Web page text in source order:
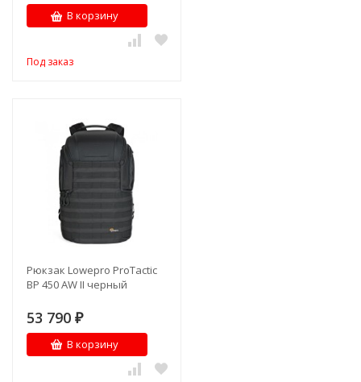
В корзину
Под заказ
Рюкзак Lowepro ProTactic
BP 450 AW II черный
53 790 ₽
В корзину